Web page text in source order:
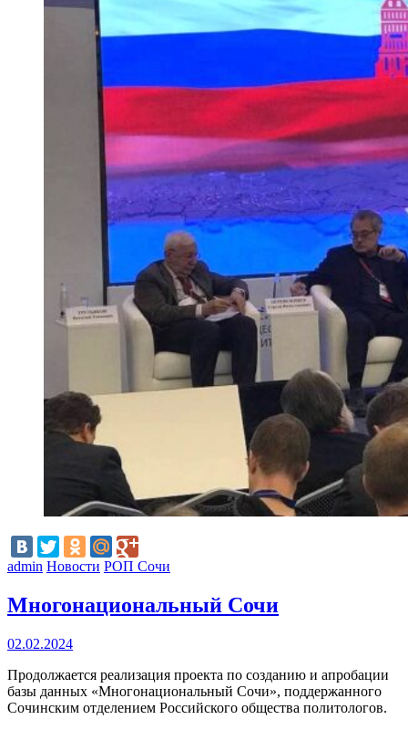
admin Новости РОП Сочи
Многонациональный Сочи
02.02.2024
Продолжается реализация проекта по созданию и апробации
базы данных «Многонациональный Сочи», поддержанного
Сочинским отделением Российского общества политологов.